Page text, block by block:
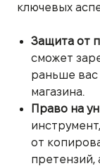
ключевых
Защита от
сможет
раньше вас
магазина.
Право на
от
претензий,